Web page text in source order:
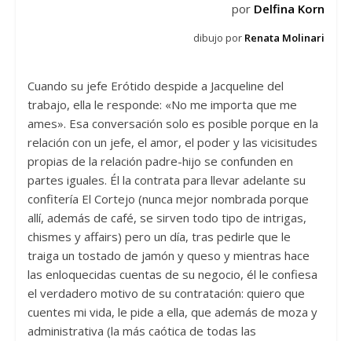
por Delfina Korn
dibujo por Renata Molinari
Cuando su jefe Erótido despide a Jacqueline del
trabajo, ella le responde: «No me importa que me
ames». Esa conversación solo es posible porque en la
relación con un jefe, el amor, el poder y las vicisitudes
propias de la relación padre-hijo se confunden en
partes iguales. Él la contrata para llevar adelante su
confitería El Cortejo (nunca mejor nombrada porque
allí, además de café, se sirven todo tipo de intrigas,
chismes y affairs) pero un día, tras pedirle que le
traiga un tostado de jamón y queso y mientras hace
las enloquecidas cuentas de su negocio, él le confiesa
el verdadero motivo de su contratación: quiero que
cuentes mi vida, le pide a ella, que además de moza y
administrativa (la más caótica de todas las